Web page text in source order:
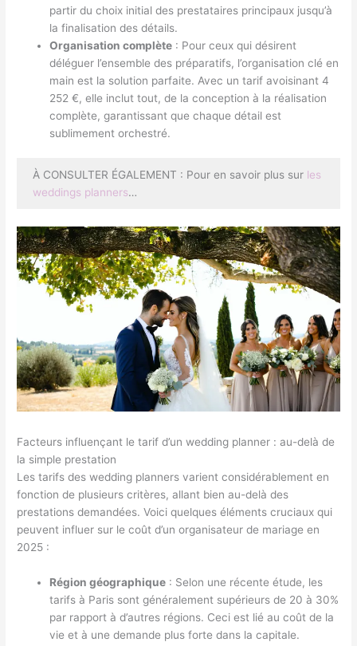
partir du choix initial des prestataires principaux jusqu’à
la finalisation des détails.
Organisation complète : Pour ceux qui désirent
déléguer l’ensemble des préparatifs, l’organisation clé en
main est la solution parfaite. Avec un tarif avoisinant 4
252 €, elle inclut tout, de la conception à la réalisation
complète, garantissant que chaque détail est
sublimement orchestré.
À CONSULTER ÉGALEMENT : Pour en savoir plus sur les
weddings planners…
Facteurs influençant le tarif d’un wedding planner : au-delà de
la simple prestation
Les tarifs des wedding planners varient considérablement en
fonction de plusieurs critères, allant bien au-delà des
prestations demandées. Voici quelques éléments cruciaux qui
peuvent influer sur le coût d’un organisateur de mariage en
2025 :
Région géographique : Selon une récente étude, les
tarifs à Paris sont généralement supérieurs de 20 à 30%
par rapport à d’autres régions. Ceci est lié au coût de la
vie et à une demande plus forte dans la capitale.